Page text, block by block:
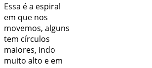
Essa é a espiral
em que nos
movemos, alguns
tem círculos
maiores, indo
muito alto e em